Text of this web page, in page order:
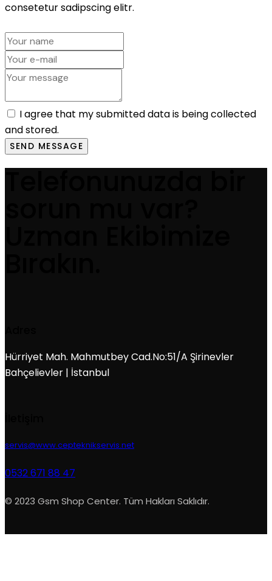
consetetur sadipscing elitr.
I agree that my submitted data is being collected
and stored.
SEND MESSAGE
Hürriyet Mah. Mahmutbey Cad.No:51/A Şirinevler
Bahçelievler | İstanbul
servis@www.cepteknikservis.net
0532 671 88 47
© 2023 Gsm Shop Center. Tüm Hakları Saklıdır.